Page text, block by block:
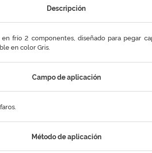
Descripción
frío 2 componentes, diseñado para pegar
en color Gris.
Campo de aplicación
Método de aplicación